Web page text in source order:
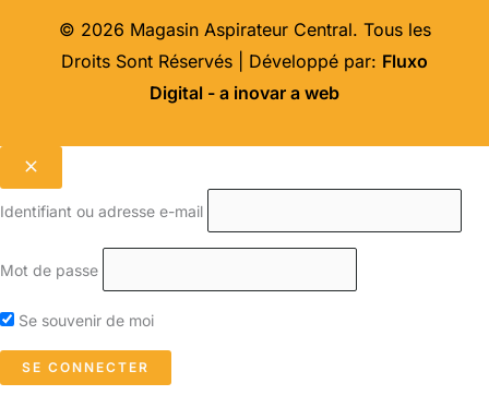
© 2026 Magasin Aspirateur Central. Tous les
Droits Sont Réservés | Développé par: Fluxo
Digital - a inovar a web
Identifiant ou adresse e-mail
Mot de passe
Se souvenir de moi